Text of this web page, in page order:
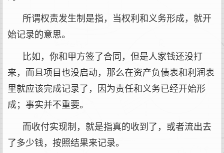
所谓权责发生制是指，当权利和义务形成，就开
始记录的意思。
比如，你和甲方签了合同，但是人家钱还没打
来，而且项目也没启动，那么在资产负债表和利润表
里就应该完成记录了，因为责任和义务已经开始形
成；事实并不重要。
而收付实现制，就是指真的收到了，或者流出去
了多少钱，按照结果来记录。